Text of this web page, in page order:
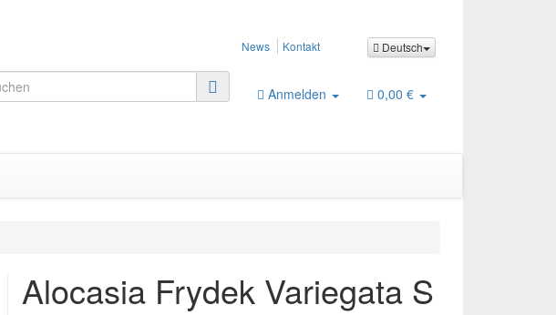
Deutsch
News Kontakt
Anmelden 0,00 €
Alocasia Frydek Variegata S